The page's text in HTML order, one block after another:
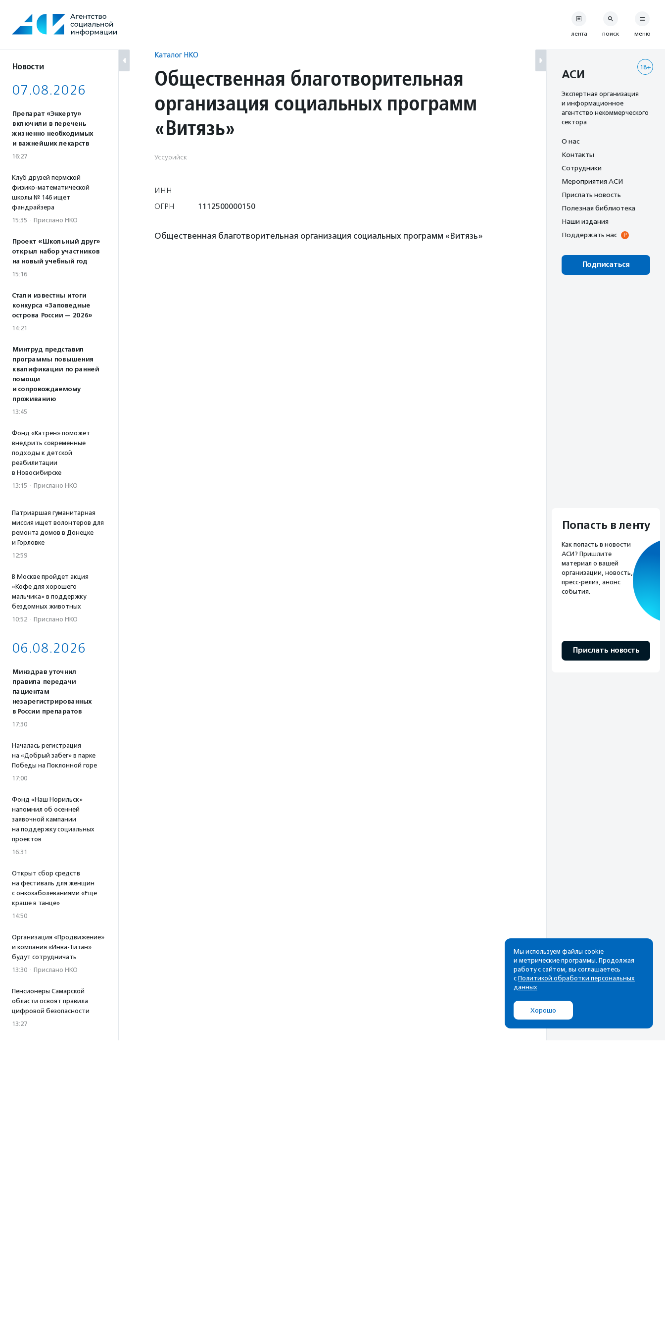
содержанию
Новости
07.08.2026
Препарат «Энхерту»
включили в перечень
жизненно необходимых
и важнейших лекарств
16:27
Клуб друзей пермской
физико-математической
школы № 146 ищет
фандрайзера
15:35 · Прислано НКО
Проект «Школьный друг»
открыл набор участников
на новый учебный год
15:16
Стали известны итоги
конкурса «Заповедные
острова России — 2026»
14:21
Минтруд представил
программы повышения
квалификации по ранней
помощи
и сопровождаемому
проживанию
13:45
Фонд «Катрен» поможет
внедрить современные
подходы к детской
реабилитации
в Новосибирске
13:15 · Прислано НКО
Патриаршая гуманитарная
миссия ищет волонтеров для
ремонта домов в Донецке
и Горловке
12:59
В Москве пройдет акция
«Кофе для хорошего
мальчика» в поддержку
бездомных животных
10:52 · Прислано НКО
06.08.2026
Минздрав уточнил
правила передачи
пациентам
незарегистрированных
в России препаратов
17:30
Началась регистрация
на «Добрый забег» в парке
Победы на Поклонной горе
17:00
Фонд «Наш Норильск»
напомнил об осенней
заявочной кампании
на поддержку социальных
проектов
16:31
Открыт сбор средств
на фестиваль для женщин
с онкозаболеваниями «Еще
краше в танце»
14:50
Организация «Продвижение»
и компания «Инва-Титан»
будут сотрудничать
13:30 · Прислано НКО
Пенсионеры Самарской
области освоят правила
цифровой безопасности
13:27
Каталог НКО
Общественная благотворительная
организация социальных программ
«Витязь»
Уссурийск
ИНН
ОГРН
1112500000150
Общественная благотворительная организация социальных программ «Витязь»
лента поиск меню
18+
АСИ
Экспертная организация
и информационное
агентство некоммерческого
сектора
О нас
Контакты
Сотрудники
Мероприятия АСИ
Прислать новость
Полезная библиотека
Наши издания
Поддержать нас
Подписаться
Попасть в ленту
Как попасть в новости
АСИ? Пришлите
материал о вашей
организации, новость,
пресс-релиз, анонс
события.
Прислать новость
Рассылка
Cамые свежие новости,
почтовом ящике
Мы используем файлы cookie
и метрические программы. Продолжая
работу с сайтом, вы соглашаетесь
с Политикой обработки персональных
данных
Хорошо